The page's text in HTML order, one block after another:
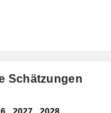
Schätzungen